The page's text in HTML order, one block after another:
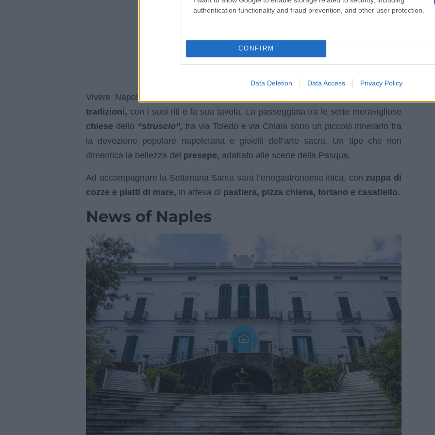
authentication functionality and fraud prevention, and other user protection.
CONFIRM
Data Deletion Data Access Privacy Policy
Vivere Napoli nel mese di aprile significa scendere nella
tradizioni, con i suoi riti e la sua tavola. La passeggiata tra le sette meravigliose
chiese dello “struscio”, tra via Toledo e via Chiaia sono un piccolo itinerario tra
la devozione popolare napoletana e gioielli dell’arte sacra. Un tipo che non
dimentica la bellezza del presepe, adattato alle scene della Pasqua.
Ad accompagnare la Settimana Santa sarà l’enogastronomia ittica, con zuppa di
cozze e piatti di mare, in attesa di pastiera, pizza chiena, tortano e casatiello.
News of Naples